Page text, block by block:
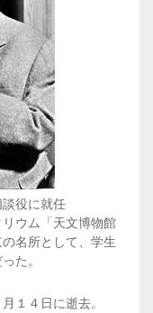
役に就任
ウム「天文博物館
名所として、学生
た。
１４日に逝去。